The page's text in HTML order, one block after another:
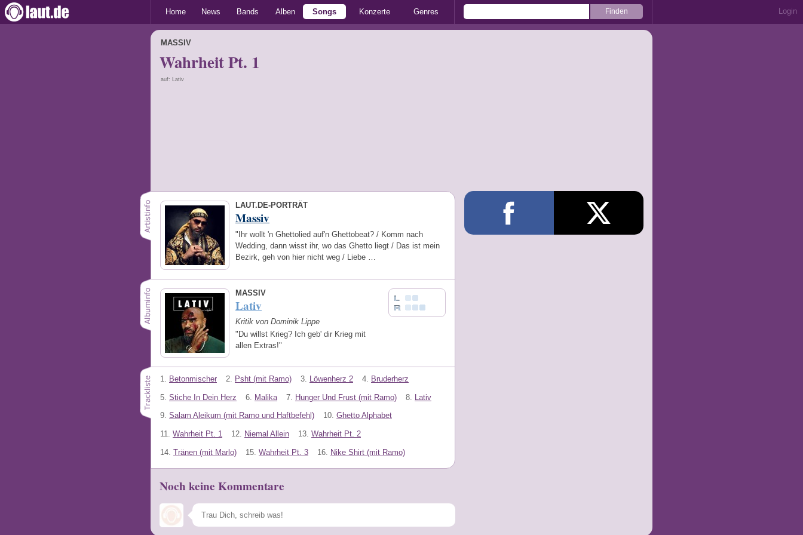
Home News Bands Alben Songs Konzerte Genres Login
MASSIV
Wahrheit Pt. 1
auf: Lativ
LAUT.DE-PORTRÄT
Massiv
"Ihr wollt 'n Ghettolied auf'n Ghettobeat? / Komm nach
Wedding, dann wisst ihr, wo das Ghetto liegt / Das ist mein
Bezirk, geh von hier nicht weg / Liebe …
MASSIV
Lativ
Kritik von Dominik Lippe
"Du willst Krieg? Ich geb' dir Krieg mit
allen Extras!"
1. Betonmischer 2. Psht (mit Ramo) 3. Löwenherz 2 4. Bruderherz
5. Stiche In Dein Herz 6. Malika 7. Hunger Und Frust (mit Ramo) 8. Lativ
9. Salam Aleikum (mit Ramo und Haftbefehl) 10. Ghetto Alphabet
11. Wahrheit Pt. 1 12. Niemal Allein 13. Wahrheit Pt. 2
14. Tränen (mit Marlo) 15. Wahrheit Pt. 3 16. Nike Shirt (mit Ramo)
Noch keine Kommentare